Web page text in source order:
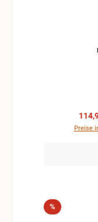
Preise
%Rabatt